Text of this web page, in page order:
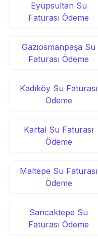
Eyüpsultan Su
Faturası Ödeme
Gaziosmanpaşa Su
Faturası Ödeme
Kadıköy Su Faturası
Ödeme
Kartal Su Faturası
Ödeme
Maltepe Su Faturası
Ödeme
Sancaktepe Su
Faturası Ödeme